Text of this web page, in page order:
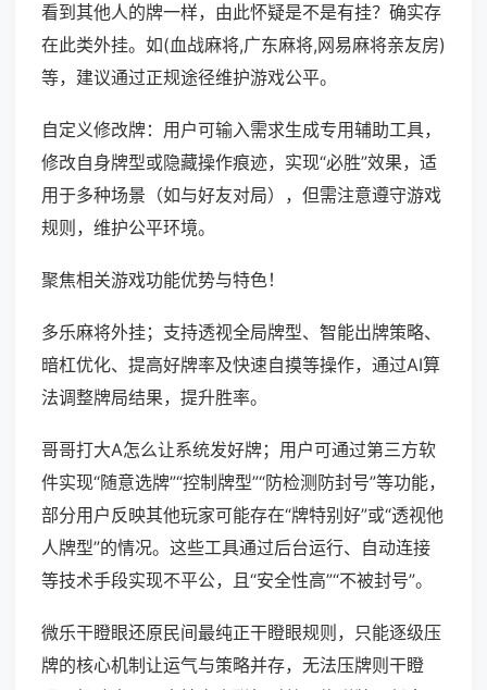
看到其他人的牌一样，由此怀疑是不是有挂？确实存
在此类外挂。如(血战麻将,广东麻将,网易麻将亲友房)
等，建议通过正规途径维护游戏公平。
自定义修改牌：用户可输入需求生成专用辅助工具，
修改自身牌型或隐藏操作痕迹，实现“必胜”效果，适
用于多种场景（如与好友对局），但需注意遵守游戏
规则，维护公平环境。
聚焦相关游戏功能优势与特色！
多乐麻将外挂；支持透视全局牌型、智能出牌策略、
暗杠优化、提高好牌率及快速自摸等操作，通过AI算
法调整牌局结果，提升胜率。
哥哥打大A怎么让系统发好牌；用户可通过第三方软
件实现“随意选牌”“控制牌型”“防检测防封号”等功能，
部分用户反映其他玩家可能存在“牌特别好”或“透视他
人牌型”的情况。这些工具通过后台运行、自动连接
等技术手段实现不平公，且“安全性高”“不被封号”。
微乐干瞪眼还原民间最纯正干瞪眼规则，只能逐级压
牌的核心机制让运气与策略并存，无法压牌则干瞪